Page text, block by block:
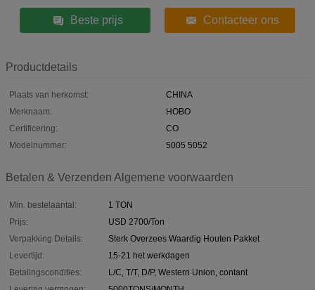
Beste prijs Contacteer ons
Productdetails
Plaats van herkomst:
CHINA
Merknaam:
HOBO
Certificering:
CO
Modelnummer:
5005 5052
Betalen & Verzenden Algemene voorwaarden
Min. bestelaantal:
1 TON
Prijs:
USD 2700/Ton
Verpakking Details:
Sterk Overzees Waardig Houten Pakket
Levertijd:
15-21 het werkdagen
Betalingscondities:
L/C, T/T, D/P, Western Union, contant